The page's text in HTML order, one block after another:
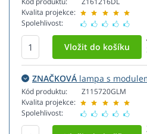
Kvalita projekce:
Spolehlivost:
ZNAČKOVÁ lampa s
Kód produktu:
Kvalita projekce:
Spolehlivost:
Z115720GLM